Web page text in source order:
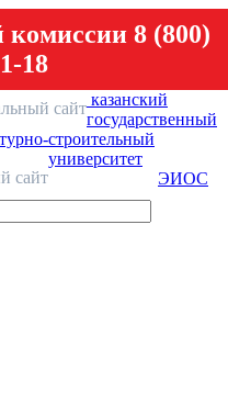
8 (800)
18
сайт казанский
государственный
строительный
университет
сайт ЭИОС